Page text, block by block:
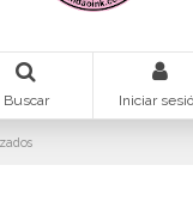
Buscar Iniciar